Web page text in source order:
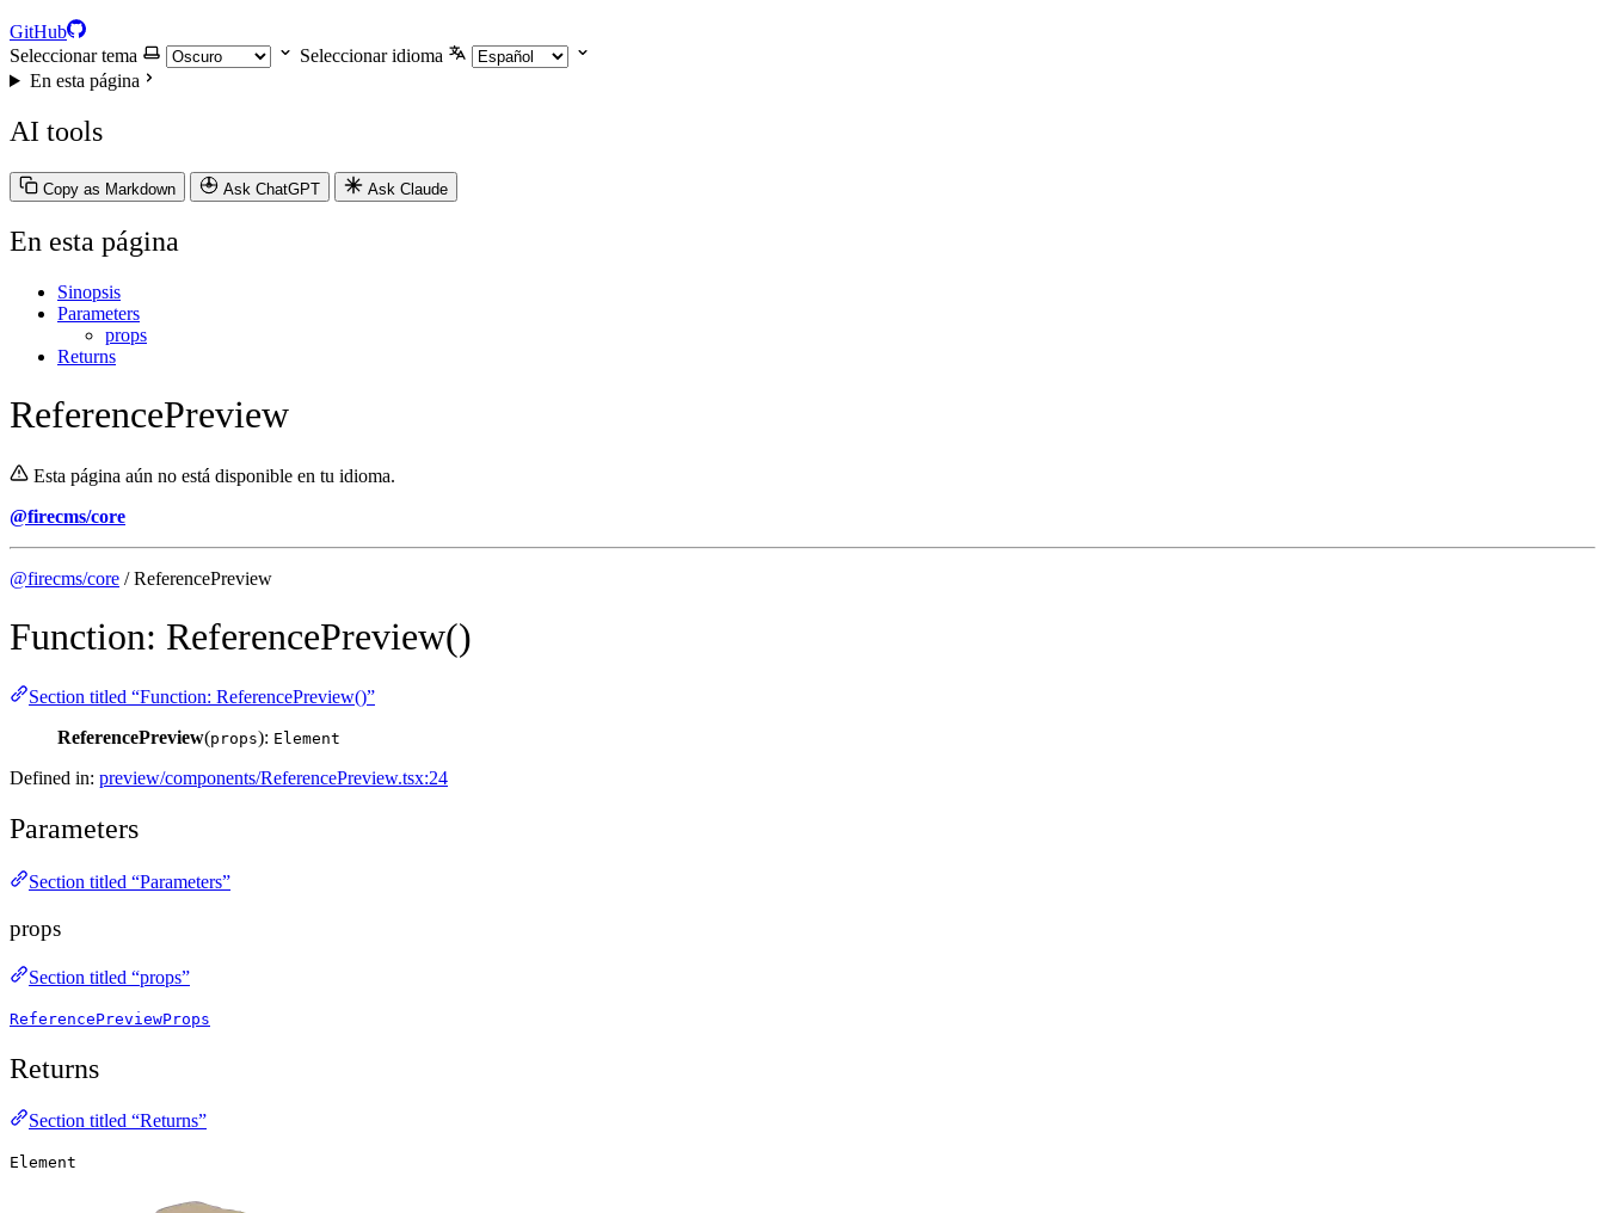
GitHub
Seleccionar tema
Seleccionar idioma
En esta página
AI tools
Copy as Markdown Ask ChatGPT Ask Claude
En esta página
Sinopsis
Parameters
props
Returns
ReferencePreview
Esta página aún no está disponible en tu idioma.
@firecms/core
@firecms/core / ReferencePreview
Function: ReferencePreview()
Section titled “Function: ReferencePreview()”
ReferencePreview(props): Element
Defined in: preview/components/ReferencePreview.tsx:24
Parameters
Section titled “Parameters”
props
Section titled “props”
ReferencePreviewProps
Returns
Section titled “Returns”
Element